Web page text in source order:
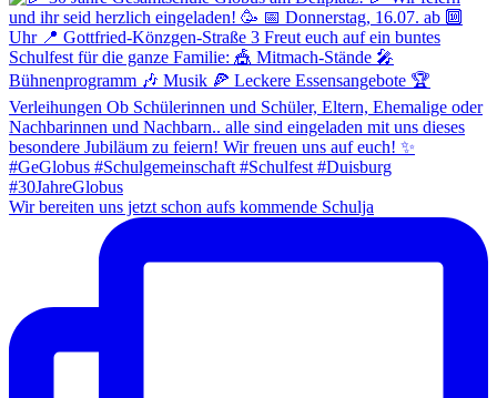
Wir bereiten uns jetzt schon aufs kommende Schulja